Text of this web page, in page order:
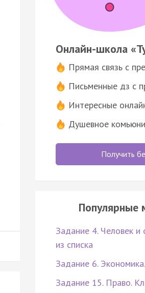
Онлайн-школа
Прямая связь с
Письменные дз с
Интересные
Душевное
Получить
Популярные
Задание 4. Человек
из списка
Задание 6.
Задание 15. Право.